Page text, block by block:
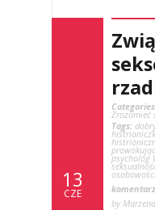
13
CZE
Zrozumieć
Tags:
psycholog
by